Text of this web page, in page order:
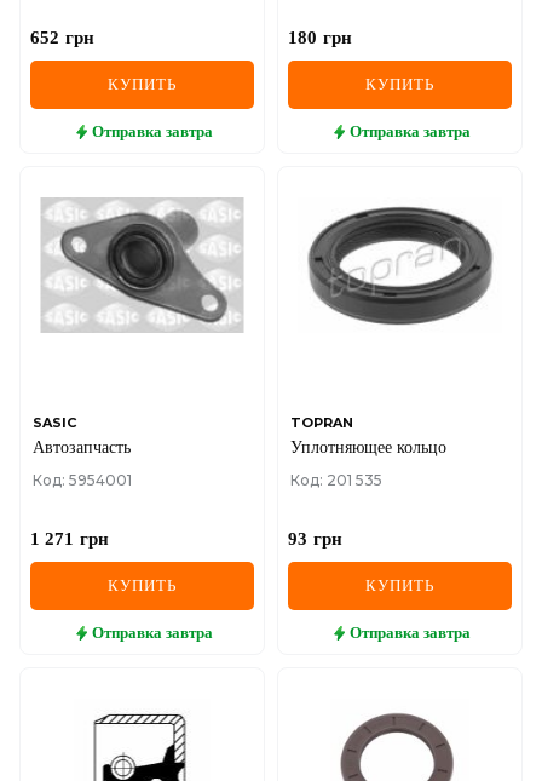
652 грн
КУПИТЬ
Отправка завтра
180 грн
КУПИТЬ
Отправка завтра
SASIC
Автозапчасть
Код: 5954001
1 271 грн
КУПИТЬ
Отправка завтра
TOPRAN
Уплотняющее кольцо
Код: 201 535
93 грн
КУПИТЬ
Отправка завтра